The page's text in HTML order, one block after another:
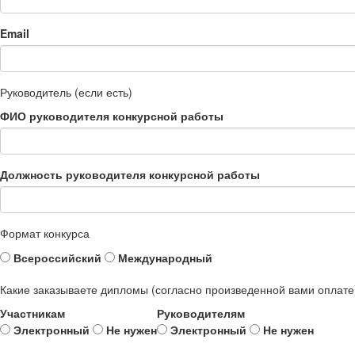
Email
Руководитель (если есть)
ФИО руководителя конкурсной работы
Должность руководителя конкурсной работы
Формат конкурса
Всероссийский
Международный
Какие заказываете дипломы (согласно произведенной вами
Участникам
Руководителям
Электронный
Не нужен Электронный
Не нужен